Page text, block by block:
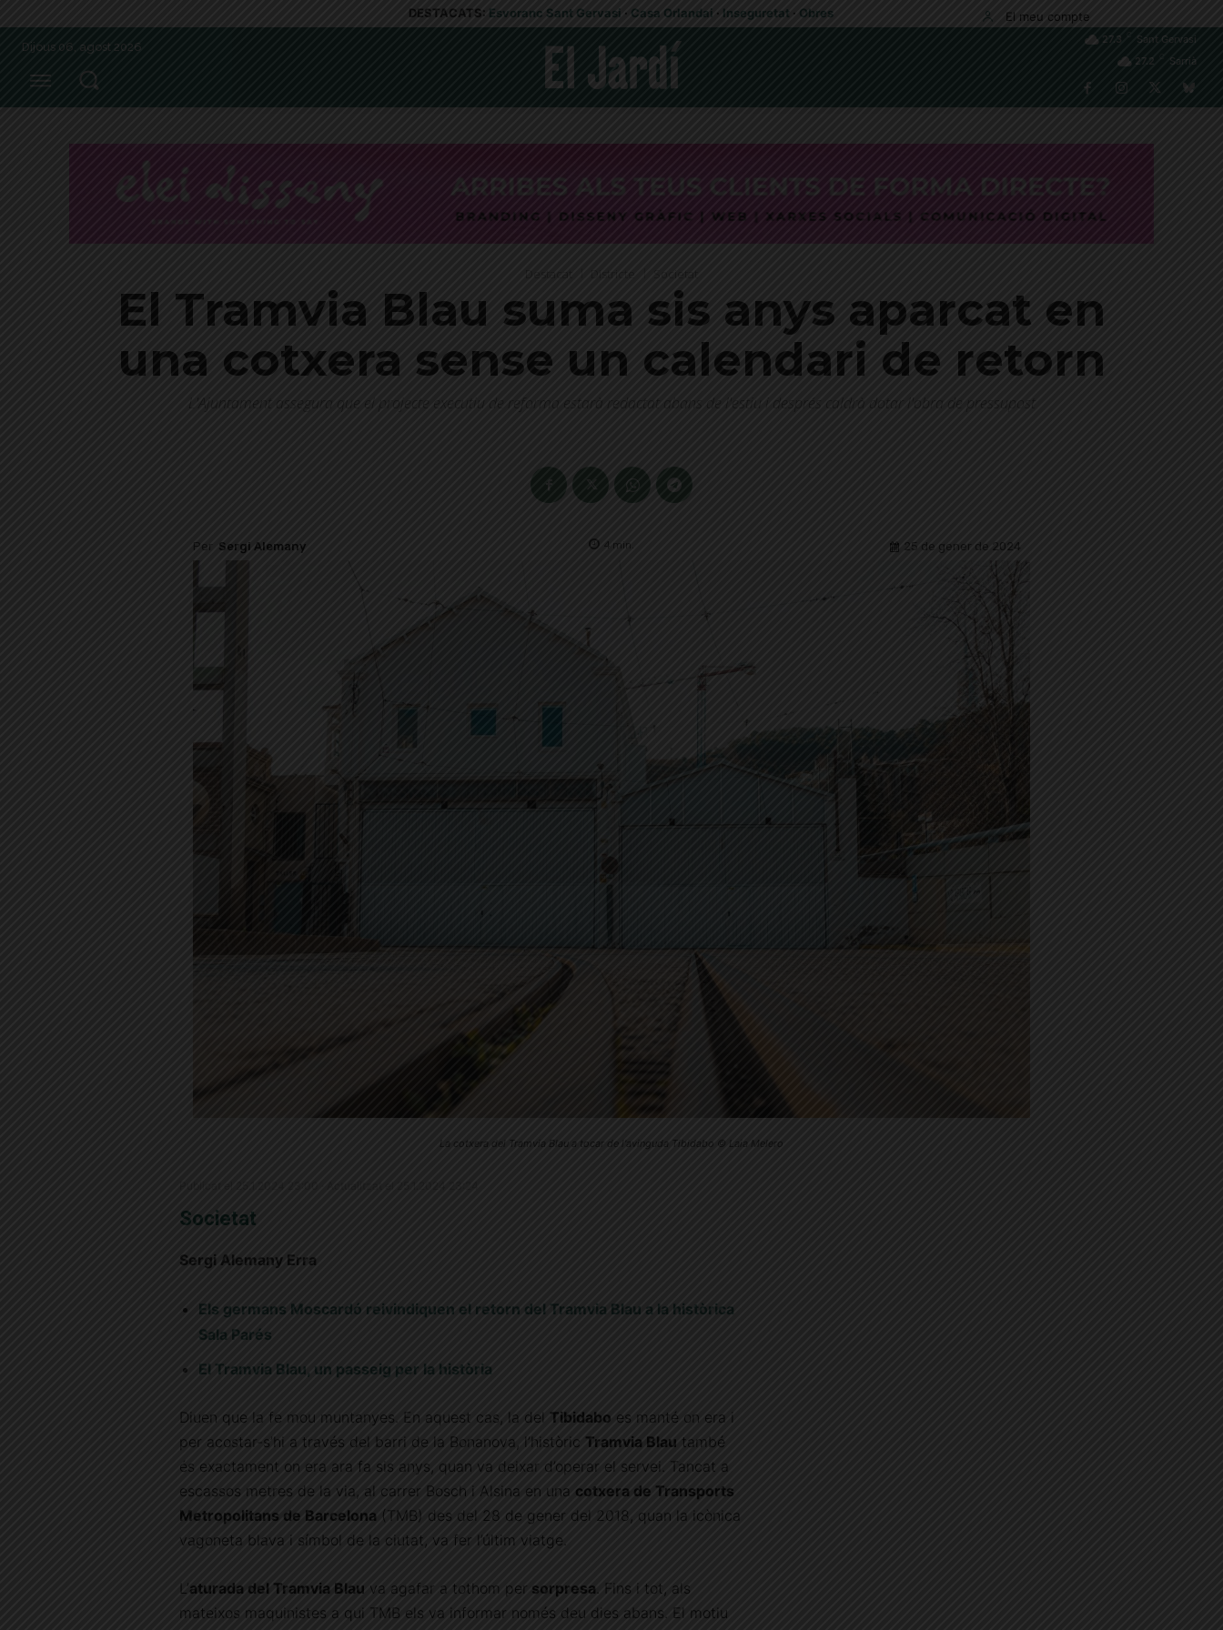
DESTACATS: Esvoranc Sant Gervasi · Casa Orlandai · Inseguretat · Obres El meu compte
Dijous 06, agost 2026
27.3
Sant Gervasi
27.2
Sarrià
Societat
El Tramvia Blau suma sis anys aparcat en
una cotxera sense un calendari de retorn
L'Ajuntament assegura que el projecte executiu de reforma estarà redactat abans de l'estiu i després caldrà dotar l'obra de pressupost
Per Sergi Alemany 4 min. 25 de gener de 2024
La cotxera del Tramvia Blau a tocar de l'avinguda Tibidabo © Laia Melero
Societat
Sergi Alemany Erra
Els germans Moscardó reivindiquen el retorn del Tramvia Blau a la històrica
Sala Parés
El Tramvia Blau, un passeig per la història
Diuen que la fe mou muntanyes. En aquest cas, la del Tibidabo es manté on era i
per acostar-s’hi a través del barri de la Bonanova, l’històric Tramvia Blau també
és exactament on era ara fa sis anys, quan va deixar d’operar el servei. Tancat a
escassos metres de la via, al carrer Bosch i Alsina en una cotxera de Transports
Metropolitans de Barcelona (TMB) des del 28 de gener del 2018, quan la icònica
vagoneta blava i símbol de la ciutat, va fer l’últim viatge.
L’aturada del Tramvia Blau va agafar a tothom per sorpresa. Fins i tot, als
mateixos maquinistes a qui TMB els va informar només deu dies abans. El motiu